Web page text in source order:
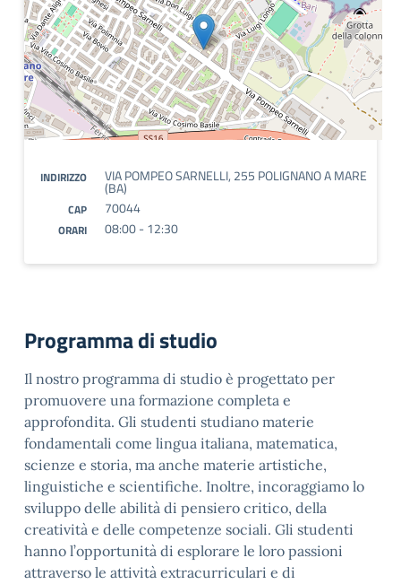
INDIRIZZO VIA POMPEO SARNELLI, 255 POLIGNANO A MARE
(BA)
CAP 70044
ORARI 08:00 - 12:30
Programma di studio
Il nostro programma di studio è progettato per
promuovere una formazione completa e
approfondita. Gli studenti studiano materie
fondamentali come lingua italiana, matematica,
scienze e storia, ma anche materie artistiche,
linguistiche e scientifiche. Inoltre, incoraggiamo lo
sviluppo delle abilità di pensiero critico, della
creatività e delle competenze sociali. Gli studenti
hanno l’opportunità di esplorare le loro passioni
attraverso le attività extracurriculari e di